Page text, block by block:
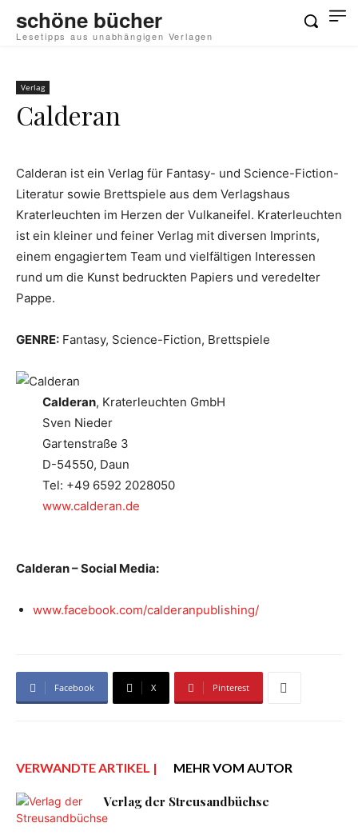
schöne bücher
Lesetipps aus unabhängigen Verlagen
Verlag
Calderan
Calderan ist ein Verlag für Fantasy- und Science-Fiction-
Literatur sowie Brettspiele aus dem Verlagshaus
Kraterleuchten im Herzen der Vulkaneifel. Kraterleuchten
ist ein kleiner und feiner Verlag mit diversen Imprints,
einem engagiertem Team und vielfältigen Interessen
rund um die Kunst bedruckten Papiers und veredelter
Pappe.
GENRE: Fantasy, Science-Fiction, Brettspiele
Calderan, Kraterleuchten GmbH
Sven Nieder
Gartenstraße 3
D-54550, Daun
Tel: +49 6592 2028050
www.calderan.de
Calderan – Social Media:
www.facebook.com/calderanpublishing/
Facebook X Pinterest
VERWANDTE ARTIKEL | MEHR VOM AUTOR
Verlag der Streusandbüchse